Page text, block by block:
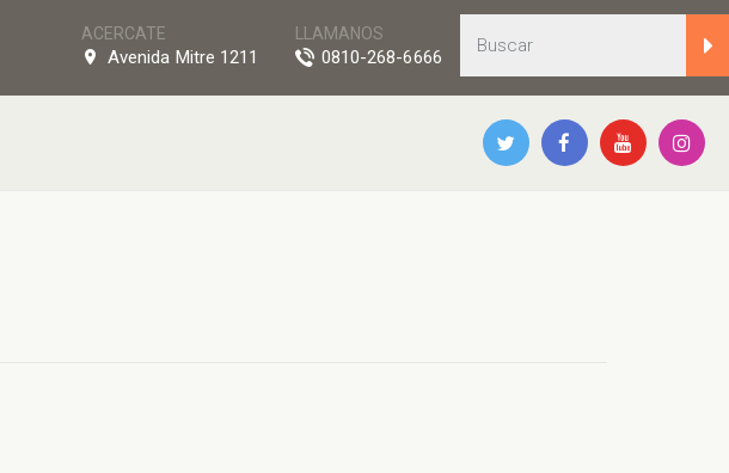
LLAMANOS
0810-268-6666
ACERCATE
Avenida Mitre 1211